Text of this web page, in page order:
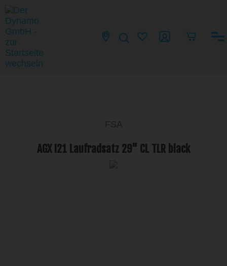
FSA
AGX I21 Laufradsatz 29" CL TLR black